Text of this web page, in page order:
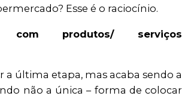
Esse é o raciocínio.
com produtos/ serviços
a última etapa, mas acaba sendo a
não a única – forma de colocar